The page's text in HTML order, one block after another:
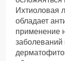
Ихтиоловая
обладает
применение